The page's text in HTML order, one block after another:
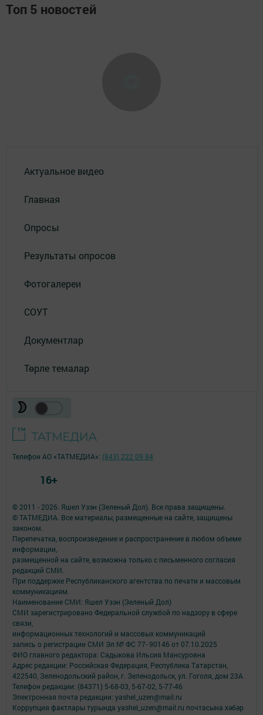
Топ 5 новостей
Актуальное видео
Главная
Опросы
Результаты опросов
Фотогалереи
СОУТ
Документлар
Төрле темалар
© 2011 - 2026. Яшел Узэн (Зеленый Дол). Все права защищены.
© ТАТМЕДИА. Все материалы, размещенные на сайте, защищены
законом.
Перепечатка, воспроизведение и распространение в любом объеме
информации,
размещенной на сайте, возможна только с письменного согласия
редакций СМИ.
При поддержке Республиканского агентства по печати и массовым
коммуникациям.
Наименование СМИ: Яшел Узэн (Зеленый Дол)
СМИ зарегистрировано Федеральной службой по надзору в сфере
связи,
информационных технологий и массовых коммуникаций
запись о регистрации СМИ Эл № ФС 77- 90146 от 07.10.2025
ФИО главного редактора: Садыкова Ильсия Мансуровна
Адрес редакции: Российская Федерация, Республика Татарстан,
422540, Зеленодольский район, г. Зеленодольск, ул. Гоголя, дом 23А
Телефон редакции: (84371) 5-68-03, 5-67-02, 5-77-46
Электронная почта редакции: yashel_uzen@mail.ru
Коррупция фактлары турында yashel_uzen@mail.ru почтасына хәбәр
Телефон АО «ТАТМЕДИА»: (843) 222 09 84
16+